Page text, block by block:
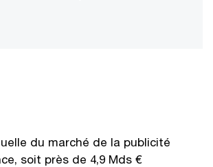
du marché de la publicité
soit près de 4,9 Mds €